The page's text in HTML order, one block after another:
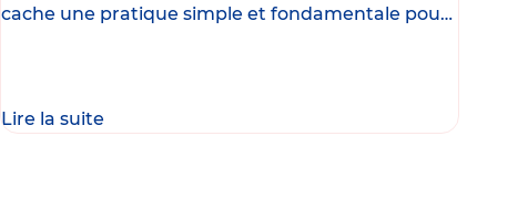
cache une pratique simple et fondamentale pour
Lire la suite